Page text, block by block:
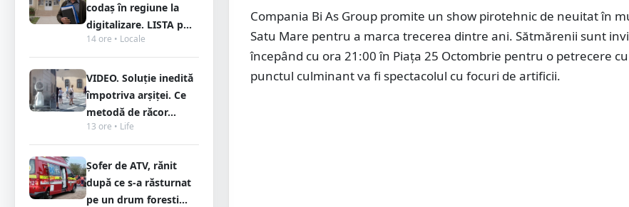
codaș în regiune la
digitalizare. LISTA p...
14 ore • Locale
VIDEO. Soluție inedită
împotriva arșiței. Ce
metodă de răcor...
13 ore • Life
Șofer de ATV, rănit
după ce s-a răsturnat
pe un drum foresti...
Compania Bi As Group promite un show pirotehnic de neuitat în
Satu Mare pentru a marca trecerea dintre ani. Sătmărenii sunt
începând cu ora 21:00 în Piața 25 Octombrie pentru o petrecere cu
punctul culminant va fi spectacolul cu focuri de artificii.